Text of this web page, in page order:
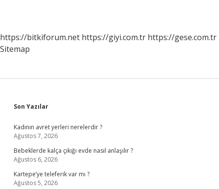
https://bitkiforum.net https://giyi.com.tr https://gese.com.tr
Sitemap
Sidebar
Son Yazılar
Kadının avret yerleri nerelerdir ?
Ağustos 7, 2026
Bebeklerde kalça çıkığı evde nasıl anlaşılır ?
Ağustos 6, 2026
Kartepe’ye teleferik var mı ?
Ağustos 5, 2026